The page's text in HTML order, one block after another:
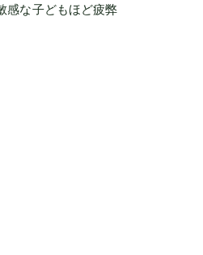
感な子どもほど疲弊